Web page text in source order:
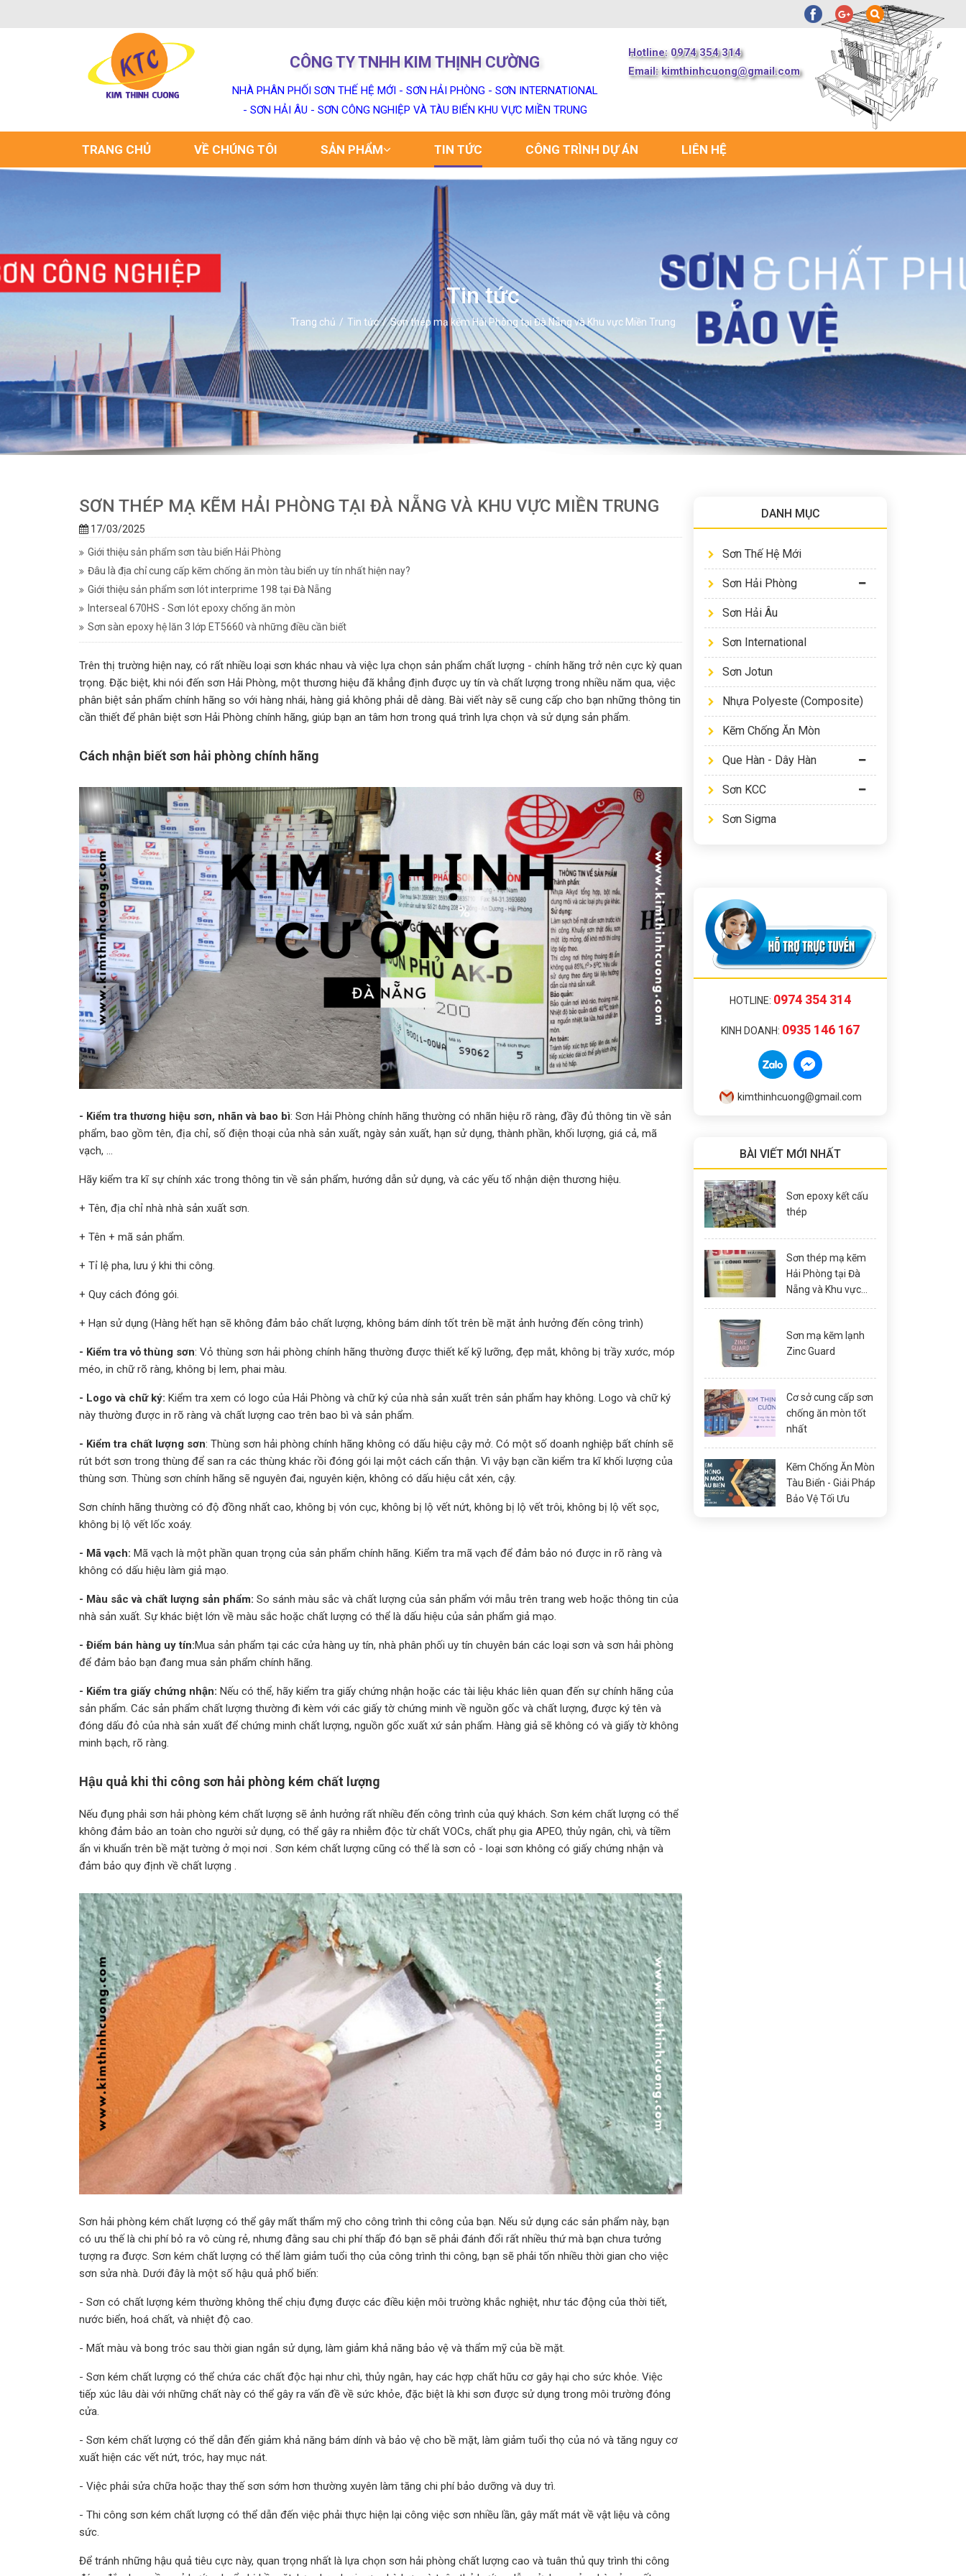
CÔNG TY TNHH KIM THỊNH CƯỜNG
NHÀ PHÂN PHỐI SƠN THẾ HỆ MỚI - SƠN HẢI PHÒNG - SƠN INTERNATIONAL
- SƠN HẢI ÂU - SƠN CÔNG NGHIỆP VÀ TÀU BIỂN KHU VỰC MIỀN TRUNG
Hotline: 0974 354 314
Email:kimthinhcuong@gmail.com
TRANG CHỦ VỀ CHÚNG TÔI SẢN PHẨM TIN TỨC CÔNG TRÌNH DỰ ÁN LIÊN HỆ
Tin tức
Trang chủ Tin tức Sơn thép mạ kẽm Hải Phòng tại Đà Nẵng và Khu vực Miền Trung
SƠN THÉP MẠ KẼM HẢI PHÒNG TẠI ĐÀ NẴNG VÀ KHU VỰC MIỀN TRUNG
17/03/2025
Giới thiệu sản phẩm sơn tàu biển Hải Phòng
Đâu là địa chỉ cung cấp kẽm chống ăn mòn tàu biển uy tín nhất hiện nay?
Giới thiệu sản phẩm sơn lót interprime 198 tại Đà Nẵng
Interseal 670HS - Sơn lót epoxy chống ăn mòn
Sơn sàn epoxy hệ lăn 3 lớp ET5660 và những điều cần biết
Trên thị trường hiện nay, có rất nhiều loại sơn khác nhau và việc lựa chọn sản phẩm chất lượng - chính hãng trở nên cực kỳ quan
trọng. Đặc biệt, khi nói đến sơn Hải Phòng, một thương hiệu đã khẳng định được uy tín và chất lượng trong nhiều năm qua, việc
phân biệt sản phẩm chính hãng so với hàng nhái, hàng giả không phải dễ dàng. Bài viết này sẽ cung cấp cho bạn những thông tin
cần thiết để phân biệt sơn Hải Phòng chính hãng, giúp bạn an tâm hơn trong quá trình lựa chọn và sử dụng sản phẩm.
Cách nhận biết sơn hải phòng chính hãng
- Kiểm tra thương hiệu sơn, nhãn và bao bì: Sơn Hải Phòng chính hãng thường có nhãn hiệu rõ ràng, đầy đủ thông tin về sản
phẩm, bao gồm tên, địa chỉ, số điện thoại của nhà sản xuất, ngày sản xuất, hạn sử dụng, thành phần, khối lượng, giá cả, mã
vạch, …
Hãy kiểm tra kĩ sự chính xác trong thông tin về sản phẩm, hướng dẫn sử dụng, và các yếu tố nhận diện thương hiệu.
+ Tên, địa chỉ nhà nhà sản xuất sơn.
+ Tên + mã sản phẩm.
+ Tỉ lệ pha, lưu ý khi thi công.
+ Quy cách đóng gói.
+ Hạn sử dụng (Hàng hết hạn sẽ không đảm bảo chất lượng, không bám dính tốt trên bề mặt ảnh hưởng đến công trình)
- Kiểm tra vỏ thùng sơn: Vỏ thùng sơn hải phòng chính hãng thường được thiết kế kỹ lưỡng, đẹp mắt, không bị trầy xước, móp
méo, in chữ rõ ràng, không bị lem, phai màu.
- Logo và chữ ký: Kiểm tra xem có logo của Hải Phòng và chữ ký của nhà sản xuất trên sản phẩm hay không. Logo và chữ ký
này thường được in rõ ràng và chất lượng cao trên bao bì và sản phẩm.
- Kiểm tra chất lượng sơn: Thùng sơn hải phòng chính hãng không có dấu hiệu cậy mở. Có một số doanh nghiệp bất chính sẽ
rút bớt sơn trong thùng để san ra các thùng khác rồi đóng gói lại một cách cẩn thận. Vì vậy bạn cần kiểm tra kĩ khối lượng của
thùng sơn. Thùng sơn chính hãng sẽ nguyên đai, nguyên kiện, không có dấu hiệu cắt xén, cậy.
Sơn chính hãng thường có độ đồng nhất cao, không bị vón cục, không bị lộ vết nứt, không bị lộ vết trôi, không bị lộ vết sọc,
không bị lộ vết lốc xoáy.
- Mã vạch: Mã vạch là một phần quan trọng của sản phẩm chính hãng. Kiểm tra mã vạch để đảm bảo nó được in rõ ràng và
không có dấu hiệu làm giả mạo.
- Màu sắc và chất lượng sản phẩm: So sánh màu sắc và chất lượng của sản phẩm với mẫu trên trang web hoặc thông tin của
nhà sản xuất. Sự khác biệt lớn về màu sắc hoặc chất lượng có thể là dấu hiệu của sản phẩm giả mạo.
- Điểm bán hàng uy tín:Mua sản phẩm tại các cửa hàng uy tín, nhà phân phối uy tín chuyên bán các loại sơn và sơn hải phòng
để đảm bảo bạn đang mua sản phẩm chính hãng.
- Kiểm tra giấy chứng nhận: Nếu có thể, hãy kiểm tra giấy chứng nhận hoặc các tài liệu khác liên quan đến sự chính hãng của
sản phẩm. Các sản phẩm chất lượng thường đi kèm với các giấy tờ chứng minh về nguồn gốc và chất lượng, được ký tên và
đóng dấu đỏ của nhà sản xuất để chứng minh chất lượng, nguồn gốc xuất xứ sản phẩm. Hàng giả sẽ không có và giấy tờ không
minh bạch, rõ ràng.
Hậu quả khi thi công sơn hải phòng kém chất lượng
Nếu đụng phải sơn hải phòng kém chất lượng sẽ ảnh hưởng rất nhiều đến công trình của quý khách. Sơn kém chất lượng có thể
không đảm bảo an toàn cho người sử dụng, có thể gây ra nhiễm độc từ chất VOCs, chất phụ gia APEO, thủy ngân, chì, và tiềm
ẩn vi khuẩn trên bề mặt tường ở mọi nơi . Sơn kém chất lượng cũng có thể là sơn cỏ - loại sơn không có giấy chứng nhận và
đảm bảo quy định về chất lượng .
Sơn hải phòng kém chất lượng có thể gây mất thẩm mỹ cho công trình thi công của bạn. Nếu sử dụng các sản phẩm này, bạn
có ưu thế là chi phí bỏ ra vô cùng rẻ, nhưng đằng sau chi phí thấp đó bạn sẽ phải đánh đổi rất nhiều thứ mà bạn chưa tưởng
tượng ra được. Sơn kém chất lượng có thể làm giảm tuổi thọ của công trình thi công, bạn sẽ phải tốn nhiều thời gian cho việc
sơn sửa nhà. Dưới đây là một số hậu quả phổ biến:
- Sơn có chất lượng kém thường không thể chịu đựng được các điều kiện môi trường khắc nghiệt, như tác động của thời tiết,
nước biển, hoá chất, và nhiệt độ cao.
- Mất màu và bong tróc sau thời gian ngắn sử dụng, làm giảm khả năng bảo vệ và thẩm mỹ của bề mặt.
- Sơn kém chất lượng có thể chứa các chất độc hại như chì, thủy ngân, hay các hợp chất hữu cơ gây hại cho sức khỏe. Việc
tiếp xúc lâu dài với những chất này có thể gây ra vấn đề về sức khỏe, đặc biệt là khi sơn được sử dụng trong môi trường đóng
cửa.
- Sơn kém chất lượng có thể dẫn đến giảm khả năng bám dính và bảo vệ cho bề mặt, làm giảm tuổi thọ của nó và tăng nguy cơ
xuất hiện các vết nứt, tróc, hay mục nát.
- Việc phải sửa chữa hoặc thay thế sơn sớm hơn thường xuyên làm tăng chi phí bảo dưỡng và duy trì.
- Thi công sơn kém chất lượng có thể dẫn đến việc phải thực hiện lại công việc sơn nhiều lần, gây mất mát về vật liệu và công
sức.
Để tránh những hậu quả tiêu cực này, quan trọng nhất là lựa chọn sơn hải phòng chất lượng cao và tuân thủ quy trình thi công
DANH MỤC
Sơn Thế Hệ Mới
Sơn Hải Phòng
Sơn Hải Âu
Sơn International
Sơn Jotun
Nhựa Polyeste (Composite)
Kẽm Chống Ăn Mòn
Que Hàn - Dây Hàn
Sơn KCC
Sơn Sigma
HOTLINE: 0974 354 314
KINH DOANH: 0935 146 167
kimthinhcuong@gmail.com
BÀI VIẾT MỚI NHẤT
Sơn epoxy kết cấu
thép
Sơn thép mạ kẽm
Hải Phòng tại Đà
Nẵng và Khu vực
Sơn mạ kẽm lạnh
Zinc Guard
Cơ sở cung cấp sơn
chống ăn mòn tốt
nhất
Kẽm Chống Ăn Mòn
Tàu Biển - Giải Pháp
Bảo Vệ Tối Ưu